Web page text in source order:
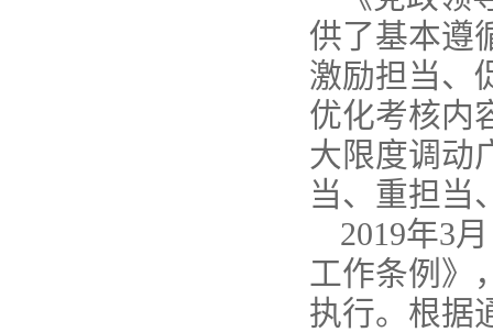
供了基本遵
激励担当、
优化考核内
大限度调动
当、重担当
2019年3
工作条例》
执行。根据